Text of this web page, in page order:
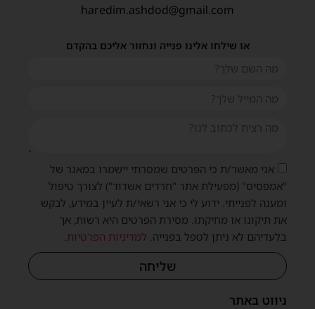
ניווט באתר
haredim.ashdod@gmail.com
או שילחו אלינו פנייה ונחזור אליכם בהקדם
אני מאשר/ת כי הפרטים שמסרתי יישמרו במאגר של
"אמפסיס" (מפעילת אתר "חרדים אשדוד") לצורך טיפול
ומענה לפנייתי. ידוע לי כי אני רשאי/ת לעיין במידע, לבקש
את תיקונו או מחיקתו. מסירת הפרטים היא רשות, אך
בלעדיהם לא ניתן לטפל בפנייה. למדיניות הפרטיות
שליחה